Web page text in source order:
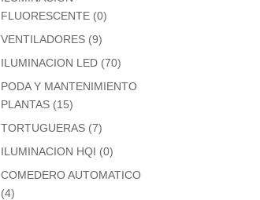
FLUORESCENTE (0)
VENTILADORES (9)
ILUMINACION LED (70)
PODA Y MANTENIMIENTO
PLANTAS (15)
TORTUGUERAS (7)
ILUMINACION HQI (0)
COMEDERO AUTOMATICO
(4)